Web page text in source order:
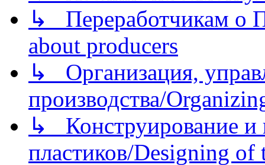
↳ Переработчикам о
about producers
↳ Организация,
производства/
↳ Конструирование и
пластиков/Designing of